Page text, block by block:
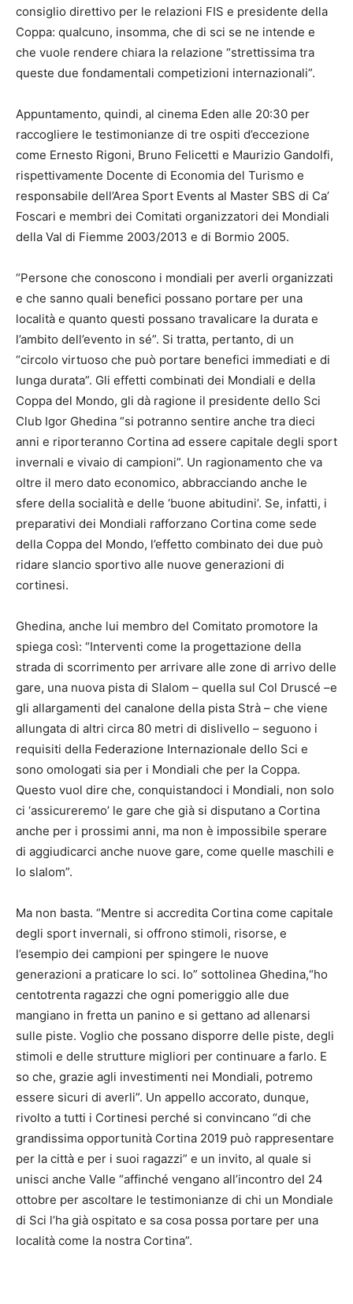
consiglio direttivo per le relazioni FIS e presidente della
Coppa: qualcuno, insomma, che di sci se ne intende e
che vuole rendere chiara la relazione “strettissima tra
queste due fondamentali competizioni internazionali”.
Appuntamento, quindi, al cinema Eden alle 20:30 per
raccogliere le testimonianze di tre ospiti d’eccezione
come Ernesto Rigoni, Bruno Felicetti e Maurizio Gandolfi,
rispettivamente Docente di Economia del Turismo e
responsabile dell’Area Sport Events al Master SBS di Ca’
Foscari e membri dei Comitati organizzatori dei Mondiali
della Val di Fiemme 2003/2013 e di Bormio 2005.
“Persone che conoscono i mondiali per averli organizzati
e che sanno quali benefici possano portare per una
località e quanto questi possano travalicare la durata e
l’ambito dell’evento in sé”. Si tratta, pertanto, di un
“circolo virtuoso che può portare benefici immediati e di
lunga durata”. Gli effetti combinati dei Mondiali e della
Coppa del Mondo, gli dà ragione il presidente dello Sci
Club Igor Ghedina “si potranno sentire anche tra dieci
anni e riporteranno Cortina ad essere capitale degli sport
invernali e vivaio di campioni”. Un ragionamento che va
oltre il mero dato economico, abbracciando anche le
sfere della socialità e delle ‘buone abitudini’. Se, infatti, i
preparativi dei Mondiali rafforzano Cortina come sede
della Coppa del Mondo, l’effetto combinato dei due può
ridare slancio sportivo alle nuove generazioni di
cortinesi.
Ghedina, anche lui membro del Comitato promotore la
spiega così: “Interventi come la progettazione della
strada di scorrimento per arrivare alle zone di arrivo delle
gare, una nuova pista di Slalom – quella sul Col Druscé –e
gli allargamenti del canalone della pista Strà – che viene
allungata di altri circa 80 metri di dislivello – seguono i
requisiti della Federazione Internazionale dello Sci e
sono omologati sia per i Mondiali che per la Coppa.
Questo vuol dire che, conquistandoci i Mondiali, non solo
ci ‘assicureremo’ le gare che già si disputano a Cortina
anche per i prossimi anni, ma non è impossibile sperare
di aggiudicarci anche nuove gare, come quelle maschili e
lo slalom”.
Ma non basta. “Mentre si accredita Cortina come capitale
degli sport invernali, si offrono stimoli, risorse, e
l’esempio dei campioni per spingere le nuove
generazioni a praticare lo sci. Io” sottolinea Ghedina,“ho
centotrenta ragazzi che ogni pomeriggio alle due
mangiano in fretta un panino e si gettano ad allenarsi
sulle piste. Voglio che possano disporre delle piste, degli
stimoli e delle strutture migliori per continuare a farlo. E
so che, grazie agli investimenti nei Mondiali, potremo
essere sicuri di averli”. Un appello accorato, dunque,
rivolto a tutti i Cortinesi perché si convincano “di che
grandissima opportunità Cortina 2019 può rappresentare
per la città e per i suoi ragazzi” e un invito, al quale si
unisci anche Valle “affinché vengano all’incontro del 24
ottobre per ascoltare le testimonianze di chi un Mondiale
di Sci l’ha già ospitato e sa cosa possa portare per una
località come la nostra Cortina”.